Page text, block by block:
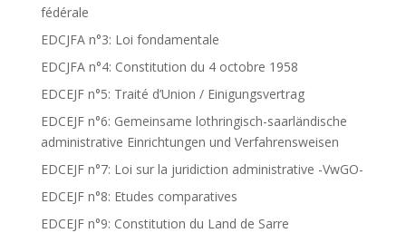
fédérale
EDCJFA n°3: Loi fondamentale
EDCJFA n°4: Constitution du 4 octobre 1958
EDCEJF n°5: Traité d’Union / Einigungsvertrag
EDCEJF n°6: Gemeinsame lothringisch-saarländische
administrative Einrichtungen und Verfahrensweisen
EDCEJF n°7: Loi sur la juridiction administrative -VwGO-
EDCEJF n°8: Etudes comparatives
EDCEJF n°9: Constitution du Land de Sarre